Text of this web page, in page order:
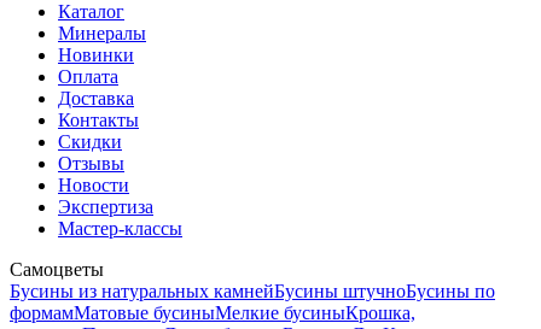
Каталог
Минералы
Новинки
Оплата
Доставка
Контакты
Скидки
Отзывы
Новости
Экспертиза
Мастер-классы
Самоцветы
Бусины из натуральных камнейБусины штучноБусины по
формамМатовые бусиныМелкие бусиныКрошка,